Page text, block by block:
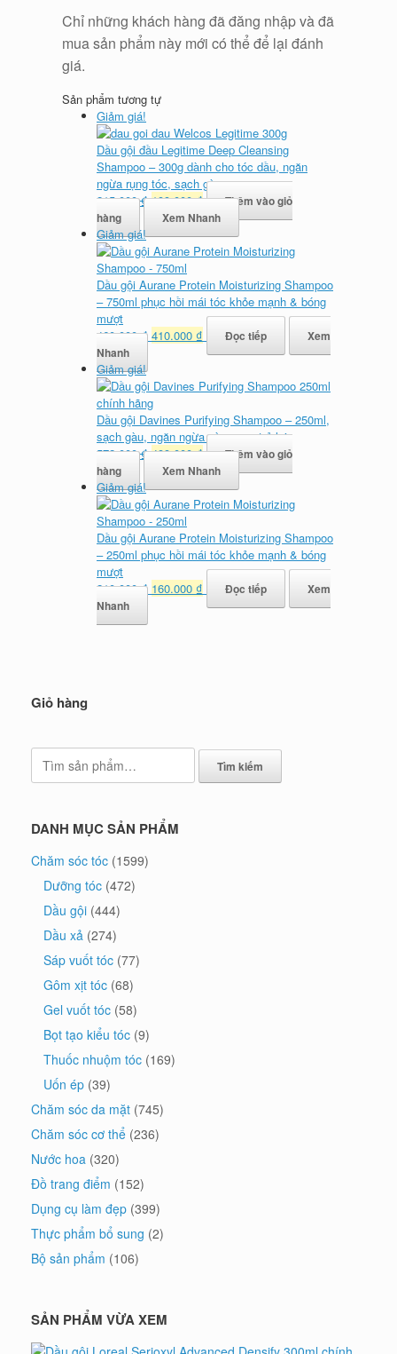
Chỉ những khách hàng đã đăng nhập và đã
mua sản phẩm này mới có thể để lại đánh
giá.
Sản phẩm tương tự
Giảm giá!
Dầu gội đầu Legitime Deep Cleansing
Shampoo – 300g dành cho tóc dầu, ngăn
ngừa rụng tóc, sạch gàu
215.000₫Giá
gốc
là:
215.000 ₫.
199.000₫Giá
hiện
tại
là:
Thêm vào giỏ
hàng
Xem Nhanh
Giảm giá!
Dầu gội Aurane Protein Moisturizing Shampoo
– 750ml phục hồi mái tóc khỏe mạnh & bóng
mượt
460.000₫ Giá
460.000 ₫.
410.000 ₫
hiện
là:
Đọc tiếp
Xem
Nhanh
Giảm giá!
Dầu gội Davines Purifying Shampoo – 250ml,
sạch gàu, ngăn ngừa gàu quay trở lại
572.000₫Giá
gốc
là:
572.000 ₫.
499.000₫Giá
hiện
tại
là:
Thêm vào giỏ
hàng
Xem Nhanh
Giảm giá!
Dầu gội Aurane Protein Moisturizing Shampoo
– 250ml phục hồi mái tóc khỏe mạnh & bóng
mượt
210.000₫ Giá
160.000 ₫
hiện
Đọc tiếp
Xem
Nhanh
Giỏ hàng
kiếm:
Tìm kiếm
DANH MỤC SẢN PHẨM
Chăm sóc tóc (1599)
Dưỡng tóc (472)
Dầu gội (444)
Dầu xả (274)
Sáp vuốt tóc (77)
Gôm xịt tóc (68)
Gel vuốt tóc (58)
Bọt tạo kiểu tóc (9)
Thuốc nhuộm tóc (169)
Uốn ép (39)
Chăm sóc da mặt (745)
Chăm sóc cơ thể (236)
Nước hoa (320)
Đồ trang điểm (152)
Dụng cụ làm đẹp (399)
Thực phẩm bổ sung (2)
Bộ sản phẩm (106)
SẢN PHẨM VỪA XEM